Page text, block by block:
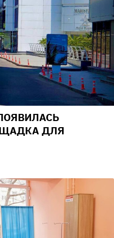
ДЛЯ